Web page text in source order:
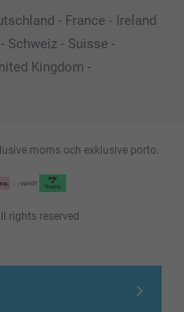
- France - Ireland
- Schweiz - Suisse -
Kingdom -
rights reserved
moms och exklusive porto.